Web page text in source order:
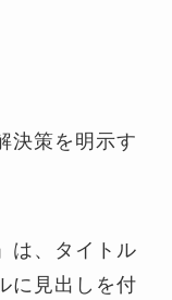
決策を明示す
は、タイトル
に見出しを付